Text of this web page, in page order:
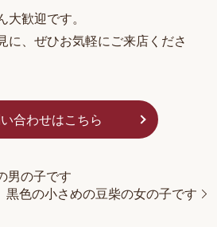
大歓迎です。
に、ぜひお気軽にご来店くださ
合わせはこちら
男の子です
黒色の小さめの豆柴の女の子です